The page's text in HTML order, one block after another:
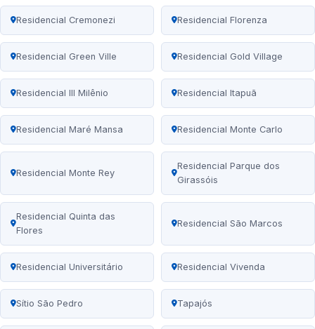
Residencial Cremonezi Residencial Florenza
Residencial Green Ville Residencial Gold Village
Residencial III Milênio Residencial Itapuã
Residencial Maré Mansa Residencial Monte Carlo
Residencial Monte Rey
Residencial Parque dos
Girassóis
Residencial Quinta das
Flores
Residencial São Marcos
Residencial Universitário Residencial Vivenda
Sítio São Pedro Tapajós